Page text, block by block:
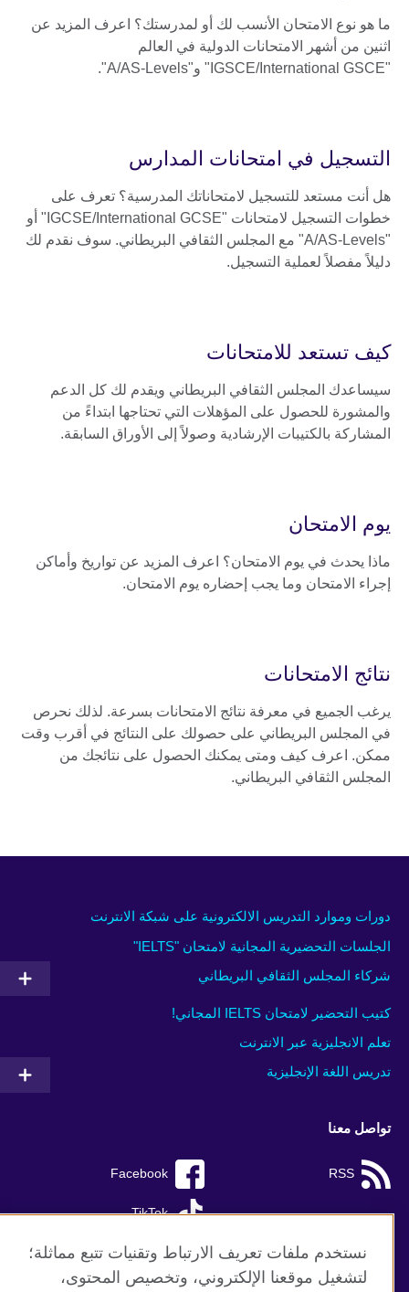
ما هو نوع الامتحان الأنسب لك أو لمدرستك؟ اعرف المزيد عن
اثنين من أشهر الامتحانات الدولية في العالم
"IGSCE/International GSCE" و"A/AS-Levels".
التسجيل في امتحانات المدارس
هل أنت مستعد للتسجيل لامتحاناتك المدرسية؟ تعرف على
خطوات التسجيل لامتحانات "IGCSE/International GCSE" أو
"A/AS-Levels" مع المجلس الثقافي البريطاني. سوف نقدم لك
دليلاً مفصلاً لعملية التسجيل.
كيف تستعد للامتحانات
سيساعدك المجلس الثقافي البريطاني ويقدم لك كل الدعم
والمشورة للحصول على المؤهلات التي تحتاجها ابتداءً من
المشاركة بالكتيبات الإرشادية وصولاً إلى الأوراق السابقة.
يوم الامتحان
ماذا يحدث في يوم الامتحان؟ اعرف المزيد عن تواريخ وأماكن
إجراء الامتحان وما يجب إحضاره يوم الامتحان.
نتائج الامتحانات
يرغب الجميع في معرفة نتائج الامتحانات بسرعة. لذلك نحرص
في المجلس البريطاني على حصولك على النتائج في أقرب وقت
ممكن. اعرف كيف ومتى يمكنك الحصول على نتائجك من
المجلس الثقافي البريطاني.
دورات وموارد التدريس الالكترونية على شبكة الانترنت
الجلسات التحضيرية المجانية لامتحان "IELTS"
شركاء المجلس الثقافي البريطاني
كتيب التحضير لامتحان IELTS المجاني!
تعلم الانجليزية عبر الانترنت
تدريس اللغة الإنجليزية
تواصل معنا
Facebook RSS
TikTok
نستخدم ملفات تعريف الارتباط وتقنيات تتبع مماثلة؛
لتشغيل موقعنا الإلكتروني، وتخصيص المحتوى،